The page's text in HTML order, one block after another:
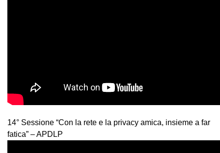
14° Sessione “Con la rete e la privacy amica, insieme a far
fatica” – APDLP